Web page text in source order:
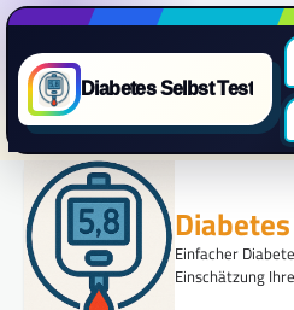
Diabetes Selbst Test
content
Einfacher
Einschätzung